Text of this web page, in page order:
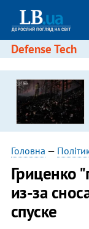
Defense Tech
Головна —
​Гриценко
из-за
спуске